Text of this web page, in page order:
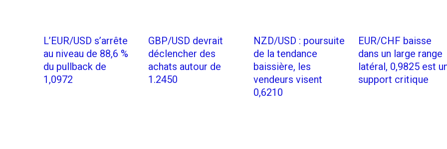
L’EUR/USD s’arrête
au niveau de 88,6 %
du pullback de
1,0972
GBP/USD devrait
déclencher des
achats autour de
1.2450
NZD/USD : poursuite
de la tendance
baissière, les
vendeurs visent
0,6210
EUR/CHF baisse
dans un large range
latéral, 0,9825 est
support critique